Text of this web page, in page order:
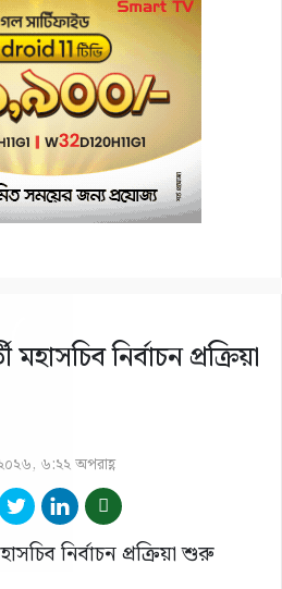
নির্বাচন প্রক্রিয়া
৬:২২ অপরাহ্ণ